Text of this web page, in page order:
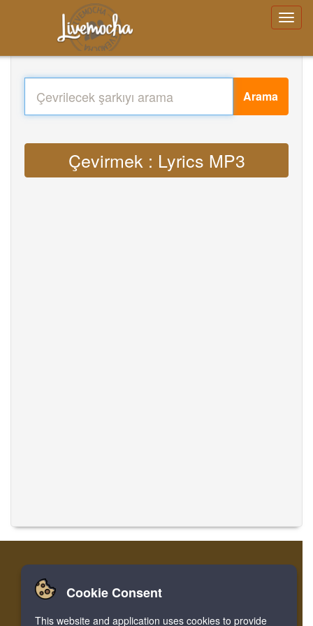
Arama
Çevirmek : Lyrics MP3
ev Oturum kayıt Musics temasını tercüme et
Cookie Consent
This website and application uses cookies to provide